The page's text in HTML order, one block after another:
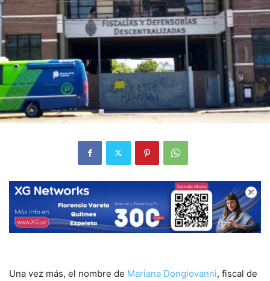
Una vez más, el nombre de Mariana Dongiovanni, fiscal de